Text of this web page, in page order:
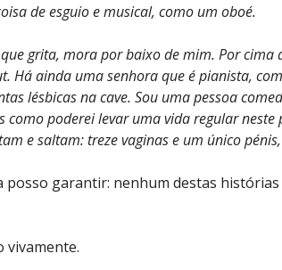
de esguio e musical, como um oboé.
grita, mora por baixo de mim. Por
Há ainda uma senhora que é pianista,
lésbicas na cave. Sou uma pessoa
como poderei levar uma vida regular
e saltam: treze vaginas e um único
posso garantir: nenhum destas
vivamente.